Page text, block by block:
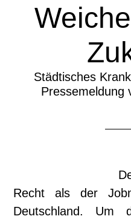
Städtisches
Pressemeldung
Recht als der
Deutschland. Um